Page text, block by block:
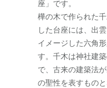
座」です。
樺の木で作られた
した台座には、出
イメージした六角
す。千木は神社建
で、古来の建築法
の聖性を表すもの